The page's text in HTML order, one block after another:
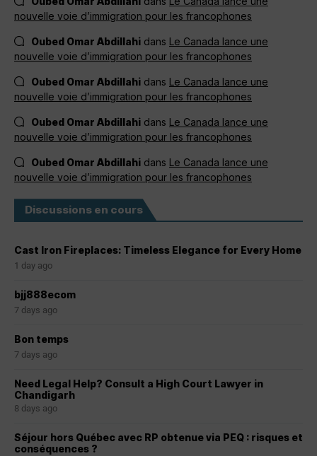
nouvelle voie d’immigration pour les francophones
Oubed Omar Abdillahi dans Le Canada lance une
nouvelle voie d’immigration pour les francophones
Oubed Omar Abdillahi dans Le Canada lance une
nouvelle voie d’immigration pour les francophones
Oubed Omar Abdillahi dans Le Canada lance une
nouvelle voie d’immigration pour les francophones
Oubed Omar Abdillahi dans Le Canada lance une
nouvelle voie d’immigration pour les francophones
Discussions en cours
Cast Iron Fireplaces: Timeless Elegance for Every Home
1 day ago
bjj888ecom
7 days ago
Bon temps
7 days ago
Need Legal Help? Consult a High Court Lawyer in
Chandigarh
8 days ago
Séjour hors Québec avec RP obtenue via PEQ : risques et
conséquences ?